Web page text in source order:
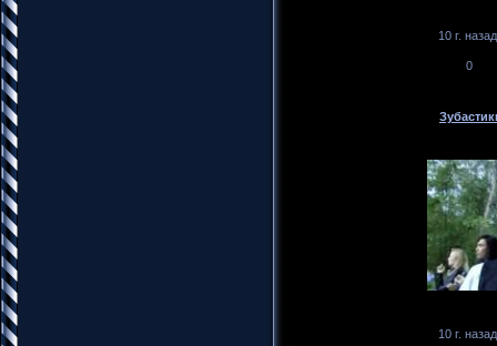
10 г. назад
0
10 г. назад